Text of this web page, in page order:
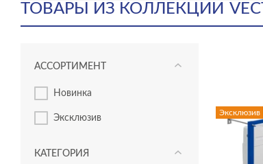
ТОВАРЫ ИЗ КОЛЛЕКЦИИ
АССОРТИМЕНТ
новинка
эксклюзив
КАТЕГОРИЯ
Эксклюзив